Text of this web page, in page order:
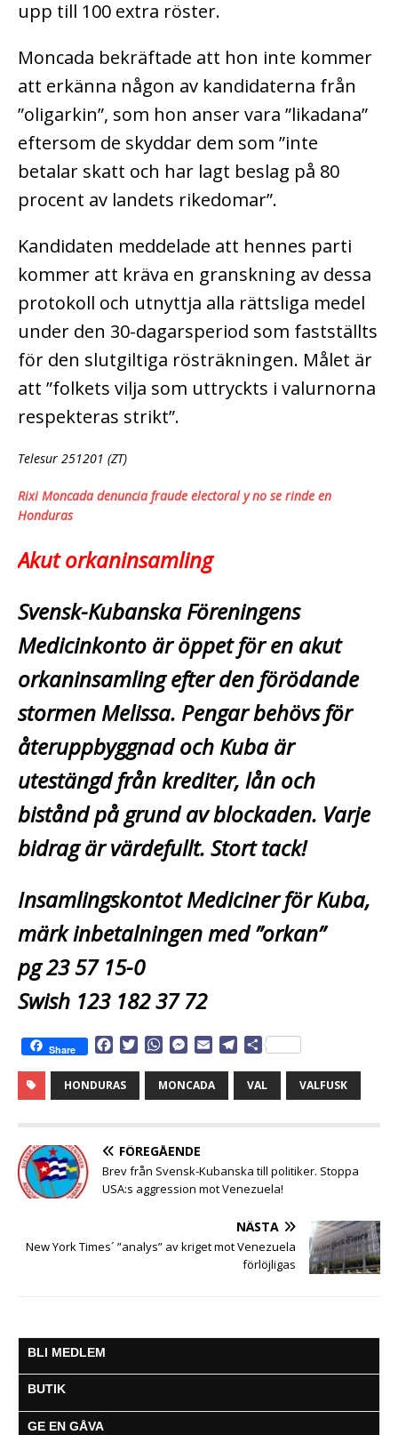
upp till 100 extra röster.
Moncada bekräftade att hon inte kommer
att erkänna någon av kandidaterna från
”oligarkin”, som hon anser vara ”likadana”
eftersom de skyddar dem som ”inte
betalar skatt och har lagt beslag på 80
procent av landets rikedomar”.
Kandidaten meddelade att hennes parti
kommer att kräva en granskning av dessa
protokoll och utnyttja alla rättsliga medel
under den 30-dagarsperiod som fastställts
för den slutgiltiga rösträkningen. Målet är
att ”folkets vilja som uttryckts i valurnorna
respekteras strikt”.
Telesur 251201 (ZT)
Rixi Moncada denuncia fraude electoral y no se rinde en
Honduras
Akut orkaninsamling
Svensk-Kubanska Föreningens
Medicinkonto är öppet för en akut
orkaninsamling­ efter den förödande
stormen Melissa. Pengar behövs för
återuppbyggnad och Kuba är
utestängd från krediter, lån och
bistånd på grund av blockaden. Varje
bidrag är värdefullt. Stort tack!
Insamlingskontot Mediciner för Kuba,
märk inbetalningen med ”orkan”
pg 23 57 15-0
Swish 123 182 37 72
Share
c
e
o
k
t
r
W
a
t
p
p
M
s
s
g
e
r
a
i
e
m
D
l
a
HONDURAS MONCADA VAL VALFUSK
FÖREGÅENDE
Brev från Svensk-Kubanska till politiker. Stoppa
USA:s aggression mot Venezuela!
NÄSTA
New York Times´ ”analys” av kriget mot Venezuela
förlöjligas
BLI MEDLEM
BUTIK
GE EN GÅVA